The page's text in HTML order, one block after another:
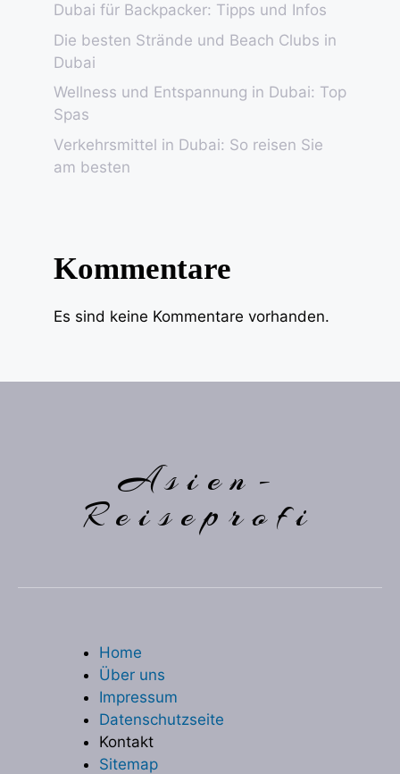
Dubai für Backpacker: Tipps und Infos
Die besten Strände und Beach Clubs in
Dubai
Wellness und Entspannung in Dubai: Top
Spas
Verkehrsmittel in Dubai: So reisen Sie
am besten
Kommentare
Es sind keine Kommentare vorhanden.
Asien-
Reiseprofi
Home
Über uns
Impressum
Datenschutzseite
Kontakt
Sitemap